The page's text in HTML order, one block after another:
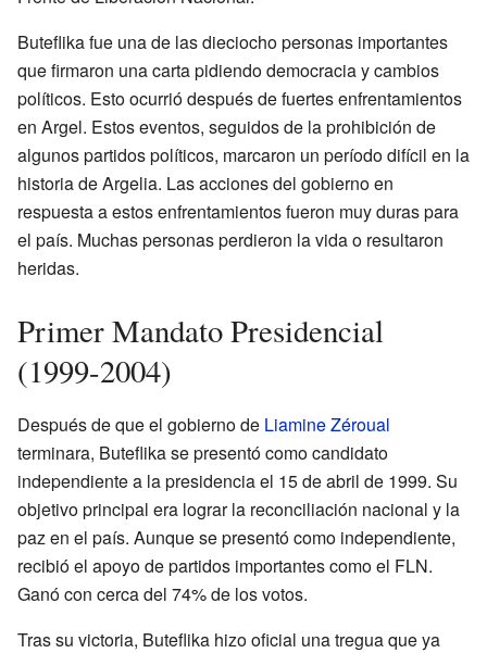
Buteflika fue una de las dieciocho personas importantes
que firmaron una carta pidiendo democracia y cambios
políticos. Esto ocurrió después de fuertes enfrentamientos
en Argel. Estos eventos, seguidos de la prohibición de
algunos partidos políticos, marcaron un período difícil en la
historia de Argelia. Las acciones del gobierno en
respuesta a estos enfrentamientos fueron muy duras para
el país. Muchas personas perdieron la vida o resultaron
heridas.
Primer Mandato Presidencial
(1999-2004)
Después de que el gobierno de Liamine Zéroual
terminara, Buteflika se presentó como candidato
independiente a la presidencia el 15 de abril de 1999. Su
objetivo principal era lograr la reconciliación nacional y la
paz en el país. Aunque se presentó como independiente,
recibió el apoyo de partidos importantes como el FLN.
Ganó con cerca del 74% de los votos.
Tras su victoria, Buteflika hizo oficial una tregua que ya